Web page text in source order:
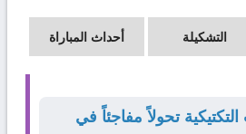
التشكيلة أحداث المباراة
تحولاً مفاجئاً في